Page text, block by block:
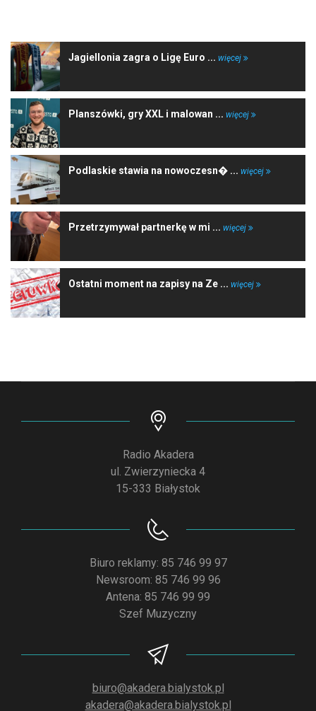
Jagiellonia zagra o Ligę Euro ... więcej
Planszówki, gry XXL i malowan ... więcej
Podlaskie stawia na nowoczesn� ... więcej
Przetrzymywał partnerkę w mi ... więcej
Ostatni moment na zapisy na Ze ... więcej
Radio Akadera
ul. Zwierzyniecka 4
15-333 Białystok
Biuro reklamy: 85 746 99 97
Newsroom: 85 746 99 96
Antena: 85 746 99 99
Szef Muzyczny
biuro@akadera.bialystok.pl
akadera@akadera.bialystok.pl